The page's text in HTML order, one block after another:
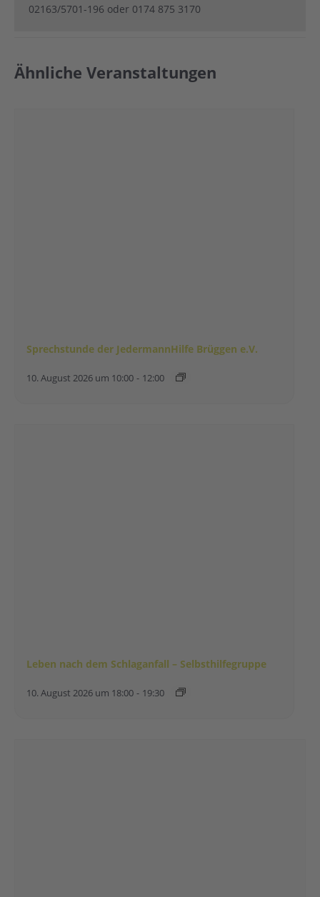
02163/5701-196 oder 0174 875 3170
Ähnliche Veranstaltungen
Sprechstunde der JedermannHilfe Brüggen e.V.
10. August 2026 um 10:00 - 12:00
Leben nach dem Schlaganfall – Selbsthilfegruppe
10. August 2026 um 18:00 - 19:30